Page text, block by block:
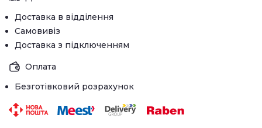
Доставка в відділення
Самовивіз
Доставка з підключенням
Оплата
Безготівковий розрахунок